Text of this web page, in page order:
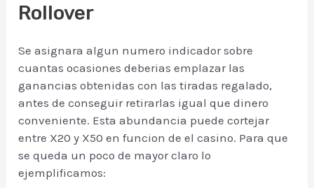
Rollover
Se asignara algun numero indicador sobre
cuantas ocasiones deberias emplazar las
ganancias obtenidas con las tiradas regalado,
antes de conseguir retirarlas igual que dinero
conveniente. Esta abundancia puede cortejar
entre X20 y X50 en funcion de el casino. Para que
se queda un poco de mayor claro lo
ejemplificamos: